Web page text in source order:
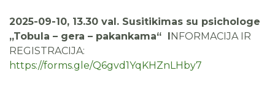
2025-09-10, 13.30 val. Susitikimas su psichologe
„Tobula – gera – pakankama“ INFORMACIJA IR
REGISTRACIJA:
https://forms.gle/Q6gvd1YqKHZnLHby7